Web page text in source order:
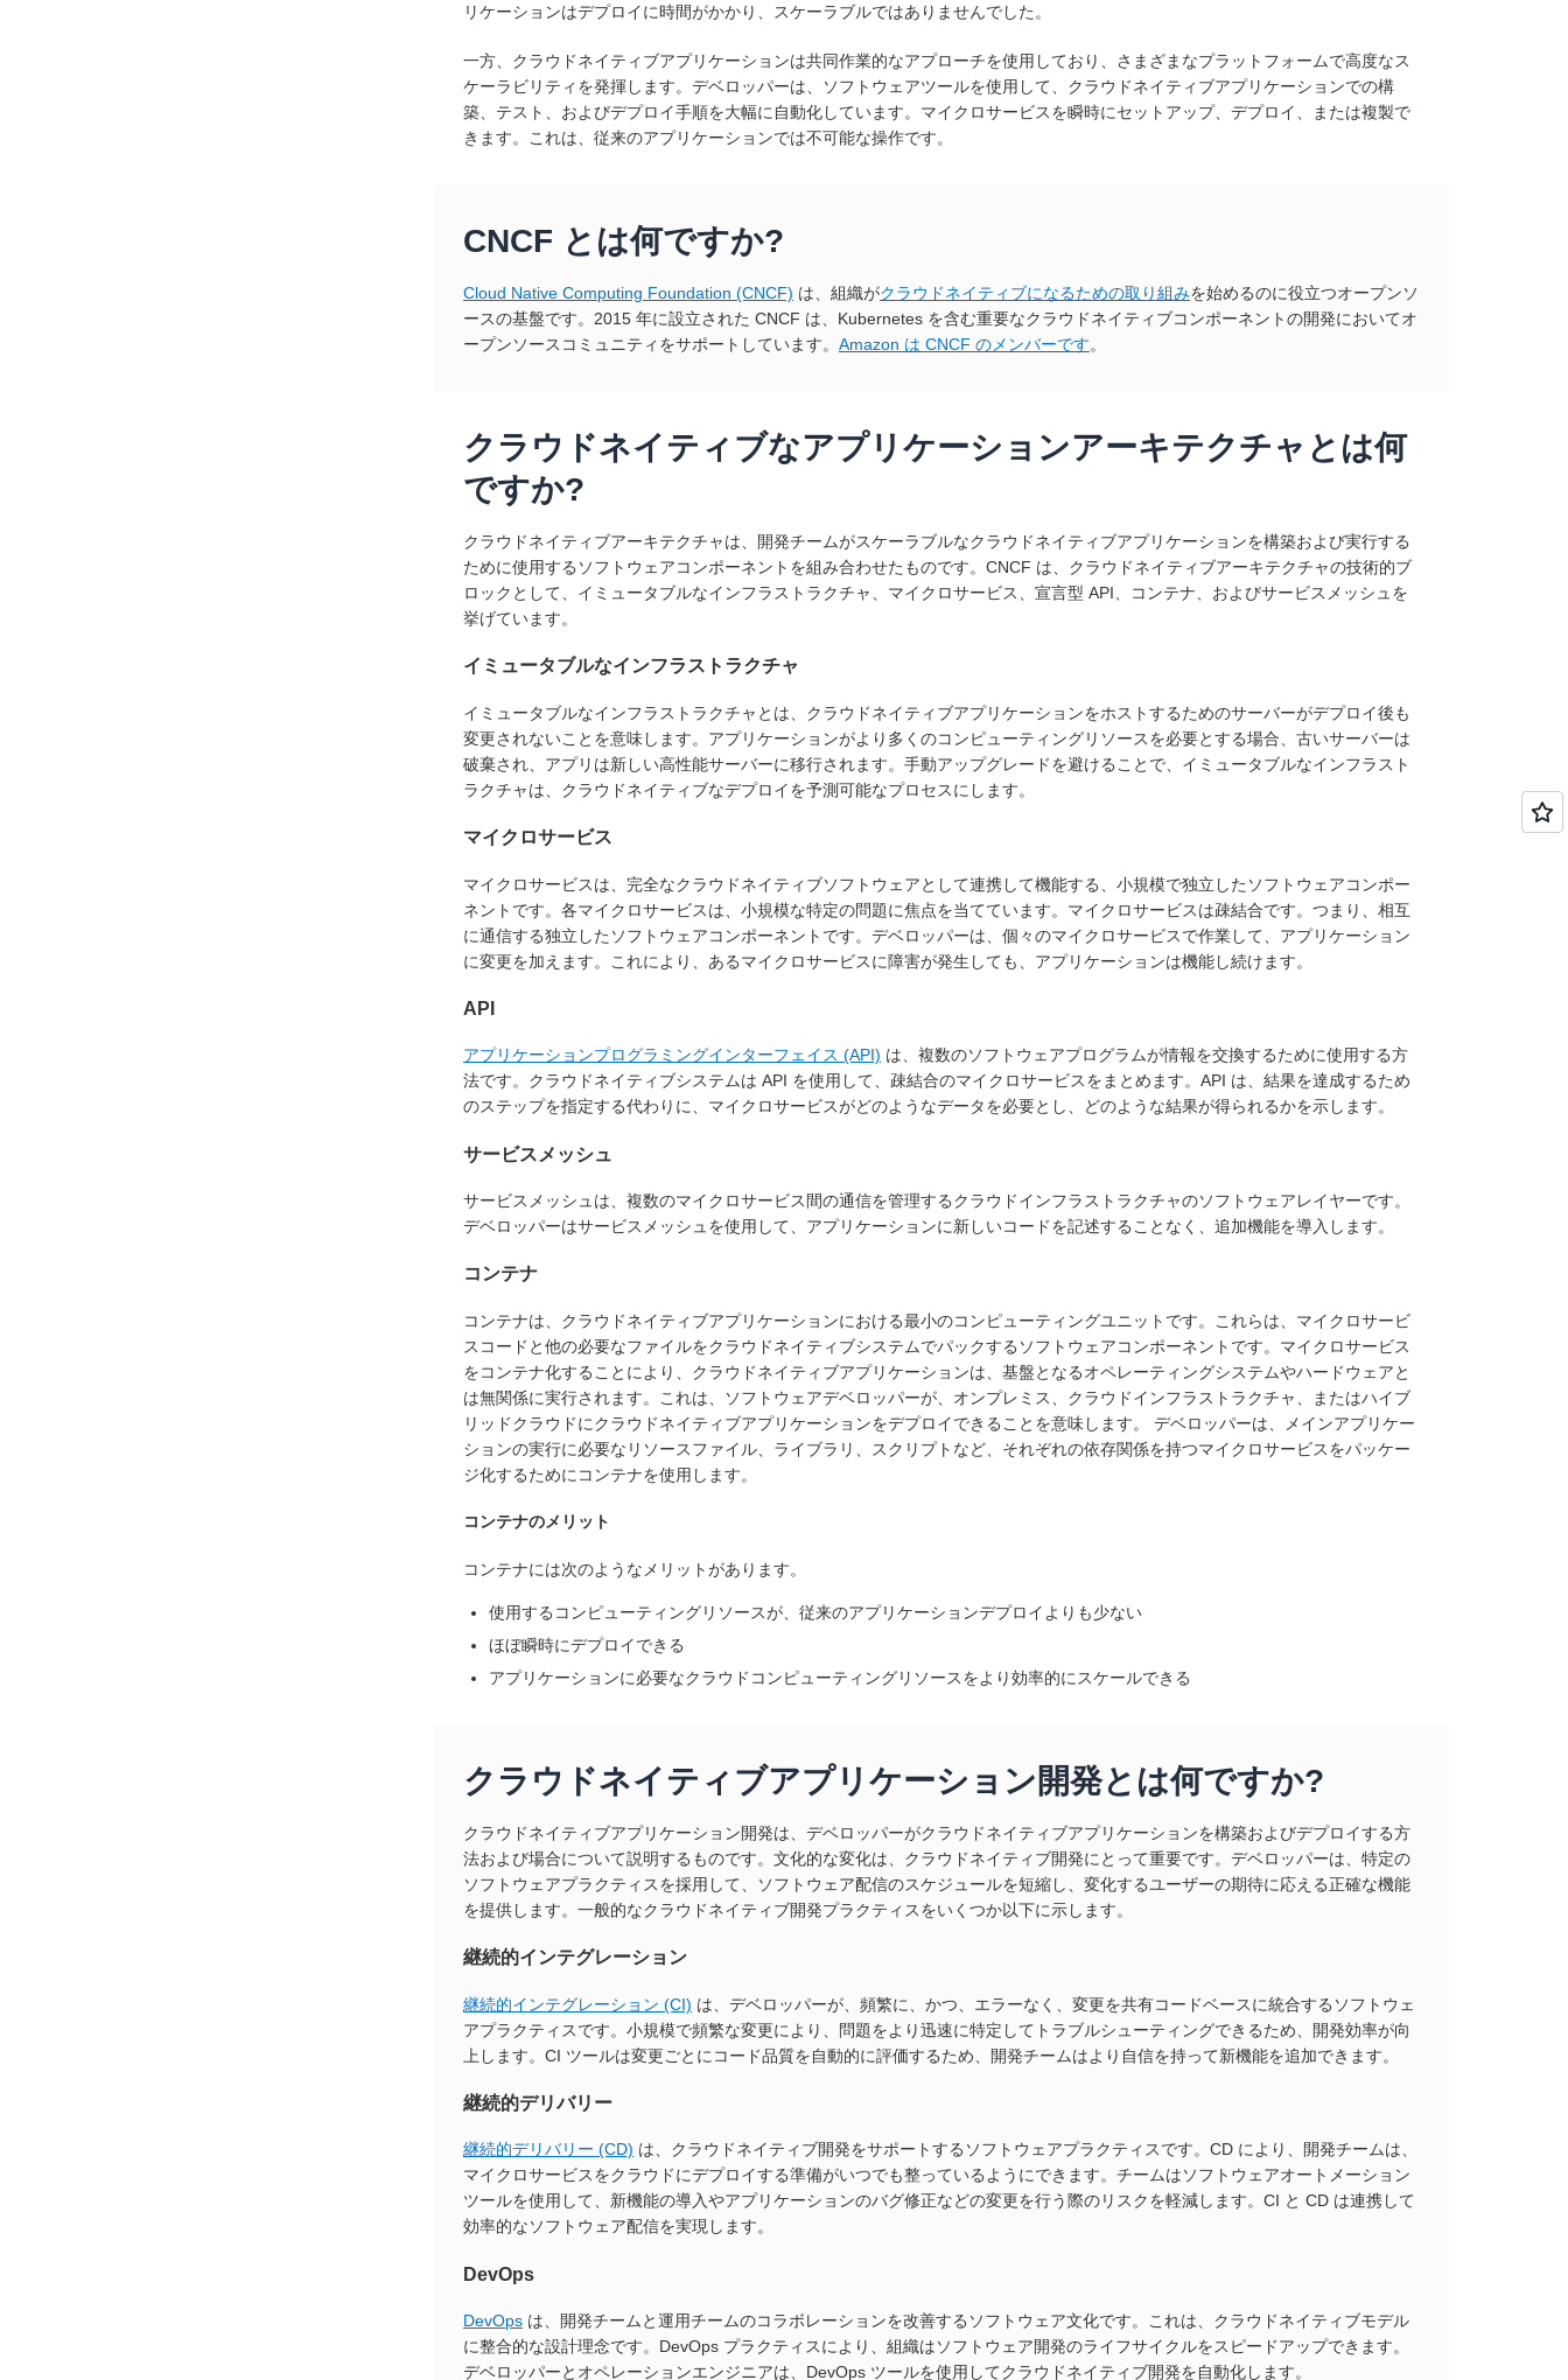
リケーションはデプロイに時間がかかり、スケーラブルではありませんでした。
一方、クラウドネイティブアプリケーションは共同作業的なアプローチを使用しており、さまざまなプラットフォームで高度なス
ケーラビリティを発揮します。デベロッパーは、ソフトウェアツールを使用して、クラウドネイティブアプリケーションでの構
築、テスト、およびデプロイ手順を大幅に自動化しています。マイクロサービスを瞬時にセットアップ、デプロイ、または複製で
きます。これは、従来のアプリケーションでは不可能な操作です。
CNCF とは何ですか?
Cloud Native Computing Foundation (CNCF) は、組織がクラウドネイティブになるための取り組みを始めるのに役立つオープンソ
ースの基盤です。2015 年に設立された CNCF は、Kubernetes を含む重要なクラウドネイティブコンポーネントの開発においてオ
ープンソースコミュニティをサポートしています。 Amazon は CNCF のメンバーです。
クラウドネイティブなアプリケーションアーキテクチャとは何
ですか?
クラウドネイティブアーキテクチャは、開発チームがスケーラブルなクラウドネイティブアプリケーションを構築および実行する
ために使用するソフトウェアコンポーネントを組み合わせたものです。CNCF は、クラウドネイティブアーキテクチャの技術的ブ
ロックとして、イミュータブルなインフラストラクチャ、マイクロサービス、宣言型 API、コンテナ、およびサービスメッシュを
挙げています。
イミュータブルなインフラストラクチャ
イミュータブルなインフラストラクチャとは、クラウドネイティブアプリケーションをホストするためのサーバーがデプロイ後も
変更されないことを意味します。アプリケーションがより多くのコンピューティングリソースを必要とする場合、古いサーバーは
破棄され、アプリは新しい高性能サーバーに移行されます。手動アップグレードを避けることで、イミュータブルなインフラスト
ラクチャは、クラウドネイティブなデプロイを予測可能なプロセスにします。
マイクロサービス
マイクロサービスは、完全なクラウドネイティブソフトウェアとして連携して機能する、小規模で独立したソフトウェアコンポー
ネントです。各マイクロサービスは、小規模な特定の問題に焦点を当てています。マイクロサービスは疎結合です。つまり、相互
に通信する独立したソフトウェアコンポーネントです。デベロッパーは、個々のマイクロサービスで作業して、アプリケーション
に変更を加えます。これにより、あるマイクロサービスに障害が発生しても、アプリケーションは機能し続けます。
API
アプリケーションプログラミングインターフェイス (API) は、複数のソフトウェアプログラムが情報を交換するために使用する方
法です。クラウドネイティブシステムは API を使用して、疎結合のマイクロサービスをまとめます。API は、結果を達成するため
のステップを指定する代わりに、マイクロサービスがどのようなデータを必要とし、どのような結果が得られるかを示します。
サービスメッシュ
サービスメッシュは、複数のマイクロサービス間の通信を管理するクラウドインフラストラクチャのソフトウェアレイヤーです。
デベロッパーはサービスメッシュを使用して、アプリケーションに新しいコードを記述することなく、追加機能を導入します。
コンテナ
コンテナは、クラウドネイティブアプリケーションにおける最小のコンピューティングユニットです。これらは、マイクロサービ
スコードと他の必要なファイルをクラウドネイティブシステムでパックするソフトウェアコンポーネントです。マイクロサービス
をコンテナ化することにより、クラウドネイティブアプリケーションは、基盤となるオペレーティングシステムやハードウェアと
は無関係に実行されます。これは、ソフトウェアデベロッパーが、オンプレミス、クラウドインフラストラクチャ、またはハイブ
リッドクラウドにクラウドネイティブアプリケーションをデプロイできることを意味します。 デベロッパーは、メインアプリケー
ションの実行に必要なリソースファイル、ライブラリ、スクリプトなど、それぞれの依存関係を持つマイクロサービスをパッケー
ジ化するためにコンテナを使用します。
コンテナのメリット
コンテナには次のようなメリットがあります。
使用するコンピューティングリソースが、従来のアプリケーションデプロイよりも少ない
ほぼ瞬時にデプロイできる
アプリケーションに必要なクラウドコンピューティングリソースをより効率的にスケールできる
クラウドネイティブアプリケーション開発とは何ですか?
クラウドネイティブアプリケーション開発は、デベロッパーがクラウドネイティブアプリケーションを構築およびデプロイする方
法および場合について説明するものです。文化的な変化は、クラウドネイティブ開発にとって重要です。デベロッパーは、特定の
ソフトウェアプラクティスを採用して、ソフトウェア配信のスケジュールを短縮し、変化するユーザーの期待に応える正確な機能
を提供します。一般的なクラウドネイティブ開発プラクティスをいくつか以下に示します。
継続的インテグレーション
継続的インテグレーション (CI) は、デベロッパーが、頻繁に、かつ、エラーなく、変更を共有コードベースに統合するソフトウェ
アプラクティスです。小規模で頻繁な変更により、問題をより迅速に特定してトラブルシューティングできるため、開発効率が向
上します。CI ツールは変更ごとにコード品質を自動的に評価するため、開発チームはより自信を持って新機能を追加できます。
継続的デリバリー
継続的デリバリー (CD) は、クラウドネイティブ開発をサポートするソフトウェアプラクティスです。CD により、開発チームは、
マイクロサービスをクラウドにデプロイする準備がいつでも整っているようにできます。チームはソフトウェアオートメーション
ツールを使用して、新機能の導入やアプリケーションのバグ修正などの変更を行う際のリスクを軽減します。CI と CD は連携して
効率的なソフトウェア配信を実現します。
DevOps
DevOps は、開発チームと運用チームのコラボレーションを改善するソフトウェア文化です。これは、クラウドネイティブモデル
に整合的な設計理念です。DevOps プラクティスにより、組織はソフトウェア開発のライフサイクルをスピードアップできます。
デベロッパーとオペレーションエンジニアは、DevOps ツールを使用してクラウドネイティブ開発を自動化します。